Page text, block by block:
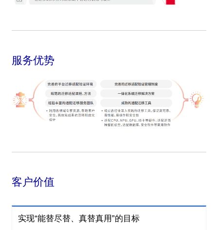
服务优势
客户价值
实现“能替尽替、真替真用”的目标